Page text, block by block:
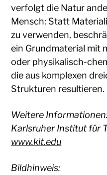
verfolgt die Natur
Mensch: Statt
zu verwenden,
ein Grundmaterial mit
oder physikalisch-
die aus komplexen
Strukturen resultieren.
Weitere
Karlsruher Institut für
www.kit.edu
Bildhinweis: